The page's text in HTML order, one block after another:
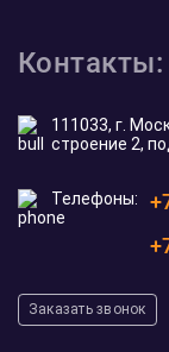
Контакты:
111033, г.
строение 2,
Телефоны:
Заказать звонок